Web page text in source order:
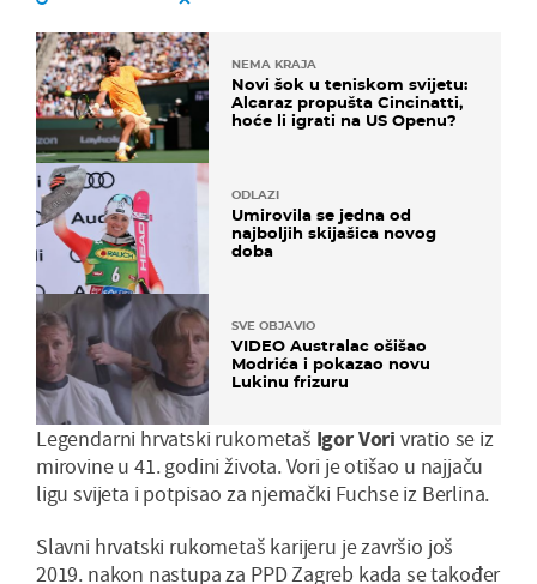
NEMA KRAJA
Novi šok u teniskom svijetu:
Alcaraz propušta Cincinatti,
hoće li igrati na US Openu?
ODLAZI
Umirovila se jedna od
najboljih skijašica novog
doba
SVE OBJAVIO
VIDEO Australac ošišao
Modrića i pokazao novu
Lukinu frizuru
Legendarni hrvatski rukometaš Igor Vori vratio se iz
mirovine u 41. godini života. Vori je otišao u najjaču
ligu svijeta i potpisao za njemački Fuchse iz Berlina.
Slavni hrvatski rukometaš karijeru je završio još
2019. nakon nastupa za PPD Zagreb kada se također